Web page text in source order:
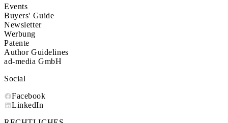
Events
Buyers' Guide
Newsletter
Werbung
Patente
Author Guidelines
ad-media GmbH
Social
Facebook
LinkedIn